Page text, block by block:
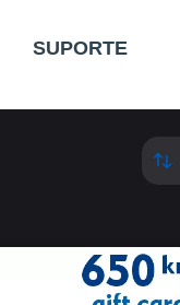
SUPORTE